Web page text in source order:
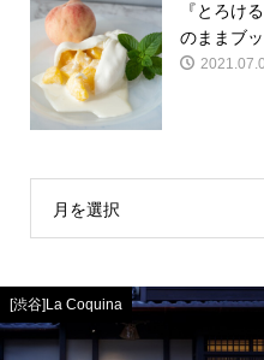
『とろけ
のままブ
月を選択
[渋谷]La Coquina